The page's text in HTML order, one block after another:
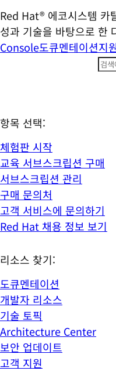
Red Hat® 에코시스템 카
성과 기술을 바탕으로 한
Console도큐멘테이션지
항목 선택:
체험판 시작
교육 서브스크립션 구매
서브스크립션 관리
구매 문의처
고객 서비스에 문의하기
Red Hat 채용 정보 보기
리소스 찾기:
도큐멘테이션
개발자 리소스
기술 토픽
Architecture Center
보안 업데이트
고객 지원